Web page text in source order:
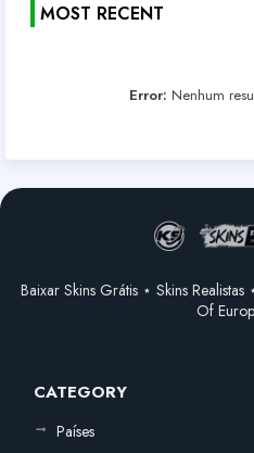
MOST RECENT
Error: Nenhum
Baixar Skins Grátis ⋆ Skins Realistas
Of
CATEGORY
Países